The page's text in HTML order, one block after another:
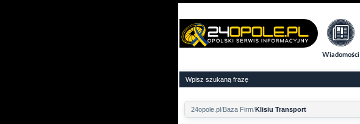
Wiadomości
24opole.pl Baza Firm Klisiu Transport